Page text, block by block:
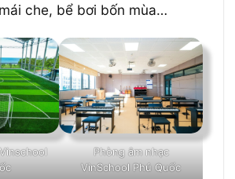
che, bể bơi bốn mùa…
Phòng âm nhạc
VinSchool Phú Quốc